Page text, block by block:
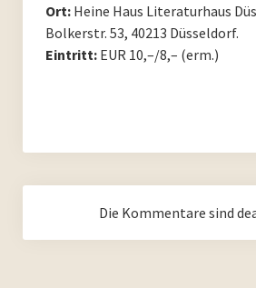
PoesieFest 2012
Archiv 2023
Ort:Heine Haus Literaturhaus
Bolkerstr. 53, 40213 Düsseldorf.
Eintritt:EUR 10,–/8,– (erm.)
Die Kommentare sind